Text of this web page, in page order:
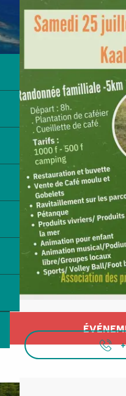
Ouverture et coordonnées